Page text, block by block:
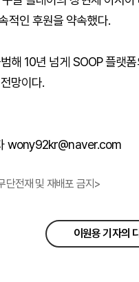
적인 후원을 약속했다.
해 10년 넘게 SOOP 플랫
망이다.
wony92kr@naver.com
단전재 및 재배포 금지>
이원용 기자의